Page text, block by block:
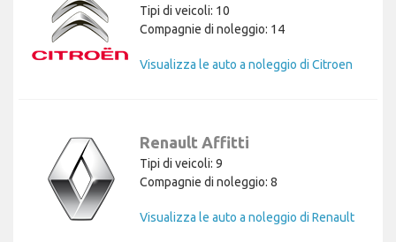
Tipi di veicoli: 10
Compagnie di noleggio: 14
Visualizza le auto a noleggio di Citroen
Renault Affitti
Tipi di veicoli: 9
Compagnie di noleggio: 8
Visualizza le auto a noleggio di Renault